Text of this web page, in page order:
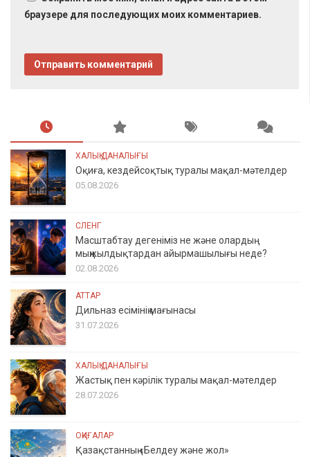
браузере для последующих моих комментариев.
ХАЛЫҚ ДАНАЛЫҒЫ
Оқиға, кездейсоқтық туралы мақал-мәтелдер
05.08.2026
СЛЕНГ
Масштабтау дегеніміз не және олардың
мыңжылдықтардан айырмашылығы неде?
02.08.2026
АТТАР
Дильназ есімінің мағынасы
31.07.2026
ХАЛЫҚ ДАНАЛЫҒЫ
Жастық пен кәрілік туралы мақал-мәтелдер
28.07.2026
ОҚИҒАЛАР
Қазақстанның «Белдеу және жол»